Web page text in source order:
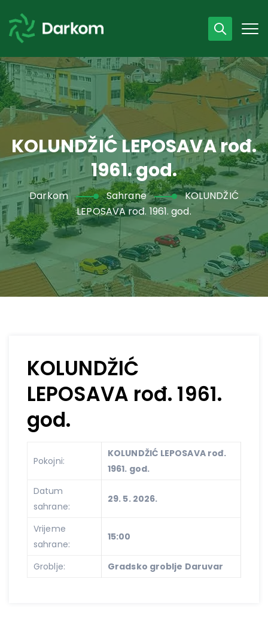
Radno vrijeme
07 - 15 h
043 /440 750
KOLUNDŽIĆ LEPOSAVA rođ.
1961. god.
Darkom Sahrane
KOLUNDŽIĆ
LEPOSAVA rođ. 1961. god.
KOLUNDŽIĆ
LEPOSAVA rođ. 1961.
god.
Pokojni:
KOLUNDŽIĆ LEPOSAVA rođ.
1961. god.
Datum
sahrane:
29. 5. 2026.
Vrijeme
sahrane:
15:00
Groblje: Gradsko groblje Daruvar